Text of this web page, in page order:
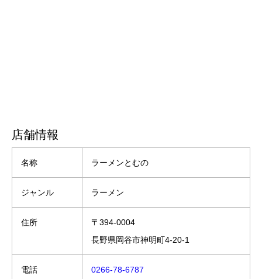
店舗情報
名称 ラーメンとむの
ジャンル ラーメン
住所
〒394-0004
長野県岡谷市神明町4-20-1
電話 0266-78-6787